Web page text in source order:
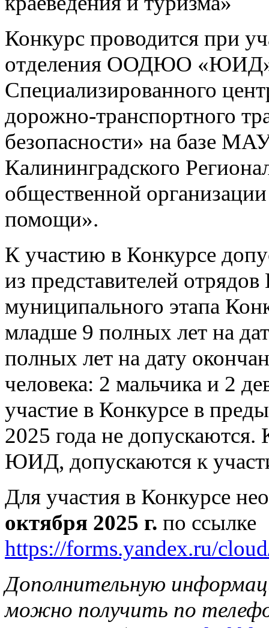
Конкурс проводится при
отделения ООДЮО «ЮИД»
Специализированного
дорожно-транспортного
безопасности» на базе
Калининградского
общественной
помощи».
К участию в Конкурсе
из представителей
муниципального этапа
младше 9 полных лет на
полных лет на дату
человека: 2 мальчика и 2
участие в Конкурсе в
2025 года не
ЮИД, допускаются к
Для участия в Конкурсе
октября 2025 г. по ссылке
https://forms.yandex.ru/
Дополнительную
можно получить по